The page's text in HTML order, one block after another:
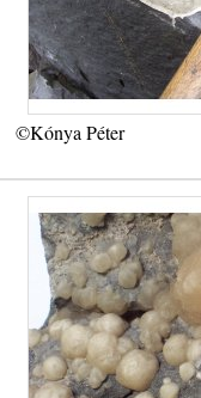
©Kónya Péter